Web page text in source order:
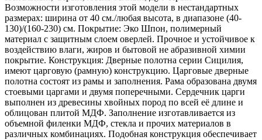
Возможности изготовления этой модели в нестандартных
размерах: ширина от 40 см./любая высота, в диапазоне (40-
130)/(160-230) см. Покрытие: Эко Шпон, полимерный
материал с защитным слоем оверлей. Прочное и устойчивое к
воздействию влаги, жиров и бытовой не абразивной химии
покрытие. Конструкция: Дверные полотна серии Сицилия,
имеют царговую (рамную) конструкцию. Царговые дверные
полотна состоят из рамы и заполнения. Рама образована двумя
стоевыми царгами и двумя поперечными. Сердечник царги
выполнен из древесины хвойных пород по всей её длине и
облицован плитой МДФ. Заполнение изготавливается из
объемной филенки МДФ, стекла и прочих материалов в
различных комбинациях. Подобная конструкция обеспечивает